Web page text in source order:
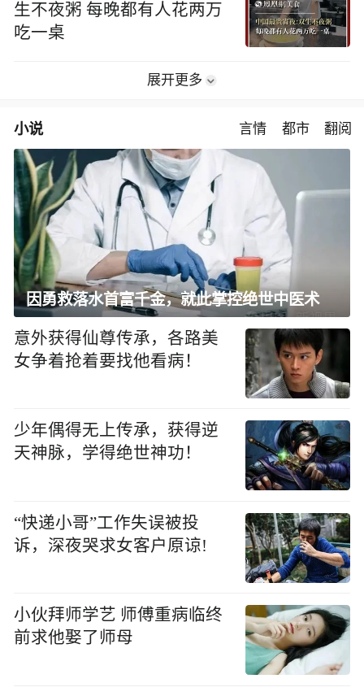
生不夜粥 每晚都有人花两万
吃一桌
展开更多
小说 言情 都市 翻阅
因勇救落水首富千金，就此掌控绝世中医术
意外获得仙尊传承，各路美
女争着抢着要找他看病！
少年偶得无上传承，获得逆
天神脉，学得绝世神功！
“快递小哥”工作失误被投
诉，深夜哭求女客户原谅!
小伙拜师学艺 师傅重病临终
前求他娶了师母